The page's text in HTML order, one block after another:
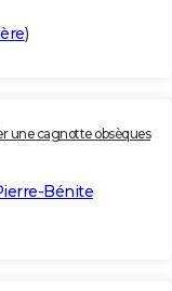
)
une cagnotte obsèques
Bénite